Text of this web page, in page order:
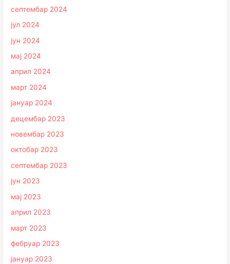
септембар 2024
јул 2024
јун 2024
мај 2024
април 2024
март 2024
јануар 2024
децембар 2023
новембар 2023
октобар 2023
септембар 2023
јун 2023
мај 2023
април 2023
март 2023
фебруар 2023
јануар 2023